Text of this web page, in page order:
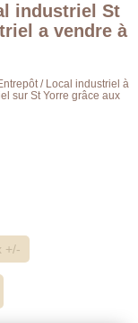
industriel St
a vendre à
/ Local industriel à
sur St Yorre grâce aux
+/-